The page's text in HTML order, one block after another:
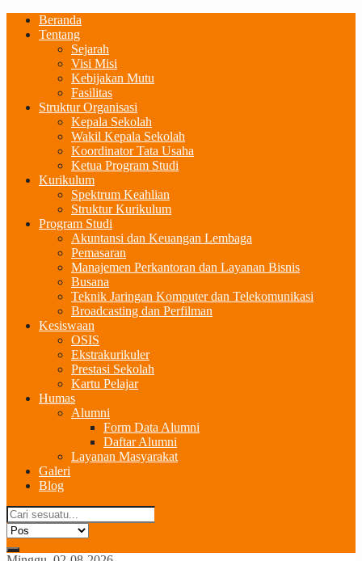
Beranda
Tentang
Sejarah
Visi Misi
Kebijakan Mutu
Fasilitas
Struktur Organisasi
Kepala Sekolah
Wakil Kepala Sekolah
Koordinator Tata Usaha
Ketua Program Studi
Kurikulum
Spektrum Keahlian
Struktur Kurikulum
Program Studi
Akuntansi dan Keuangan Lembaga
Pemasaran
Manajemen Perkantoran dan Layanan Bisnis
Busana
Teknik Jaringan Komputer dan Telekomunikasi
Broadcasting dan Perfilman
Kesiswaan
OSIS
Ekstrakurikuler
Prestasi Sekolah
Kartu Pelajar
Humas
Alumni
Form Data Alumni
Daftar Alumni
Layanan Masyarakat
Galeri
Blog